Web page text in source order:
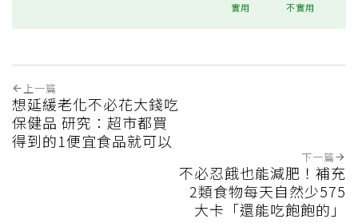
實用 不實用
上一篇
想延緩老化不必花大錢吃
保健品 研究：超市都買
得到的1便宜食品就可以
下一篇
不必忍餓也能減肥！補充
2類食物每天自然少575
大卡「還能吃飽飽的」